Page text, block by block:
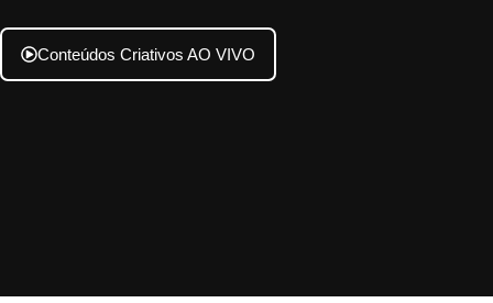
Conteúdos Criativos AO VIVO